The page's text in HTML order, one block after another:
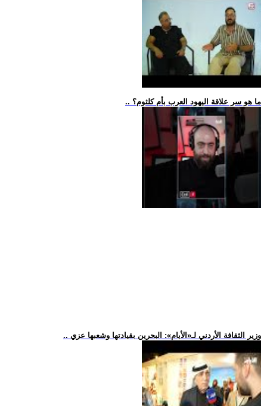
.. ما هو سر علاقة اليهود العرب بأم كلثوم؟
.. وزير الثقافة الأردني لـ«الأيام»: البحرين بقيادتها وشعبها عزي